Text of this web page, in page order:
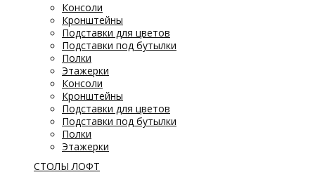
Консоли
Кронштейны
Подставки для цветов
Подставки под бутылки
Полки
Этажерки
Консоли
Кронштейны
Подставки для цветов
Подставки под бутылки
Полки
Этажерки
СТОЛЫ ЛОФТ